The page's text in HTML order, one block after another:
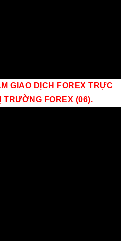
GIAO DỊCH FOREX TRỰC
TRƯỜNG FOREX (06).